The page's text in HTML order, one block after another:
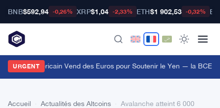
BNB$592,94 -0,26% XRP$1,04 -2,33% ETH$1 902,53 -0,32%
URGENT
Trésor Américain Vend des Euros pour Soutenir le Yen — la BCE
Accueil Actualités des Altcoins
Avalanche atteint 6 000